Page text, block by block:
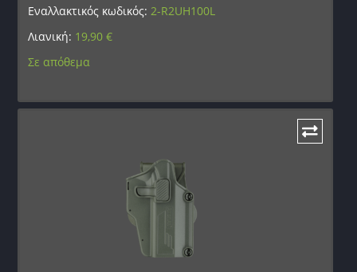
Εναλλακτικός κωδικός:2-R2UH100L
Λιανική: 19,90€
Σε απόθεμα